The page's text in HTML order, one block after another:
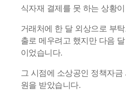
식자재 결제를 못 하는 상황
거래처에 한 달 외상으로 부
출로 메우려고 했지만 다음
이었습니다.
그 시점에 소상공인 정책자금
원을 받았습니다.